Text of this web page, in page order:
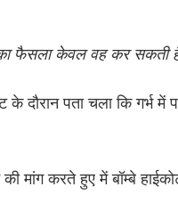
फैसला केवल वह कर सकती
के दौरान पता चला कि गर्भ
मांग करते हुए में बॉम्बे